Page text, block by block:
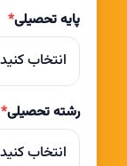
پایه تحصیلی*
انتخاب
رشته تحصیلی*
انتخاب